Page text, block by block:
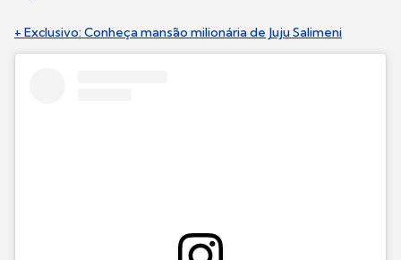
+ Exclusivo: Conheça mansão milionária de Juju Salimeni